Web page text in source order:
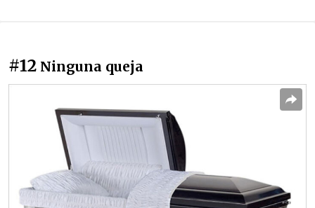
#12 Ninguna queja